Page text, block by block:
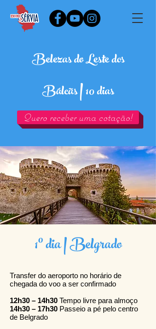
Belezas do Leste dos
Bálcãs|10 dias
Quero receber uma cotação!
1º dia | Belgrado
Transfer do aeroporto no horário de
chegada do voo a ser confirmado
12h30 – 14h30 Tempo livre para almoço
14h30 – 17h30 Passeio a pé pelo centro
de Belgrado